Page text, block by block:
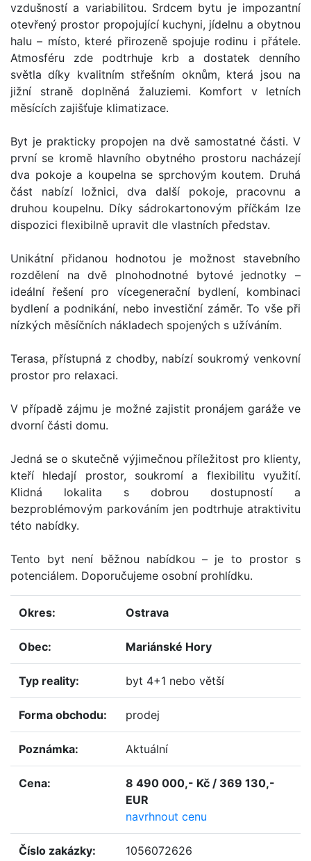
vzdušností a variabilitou. Srdcem bytu je impozantní
otevřený prostor propojující kuchyni, jídelnu a obytnou
halu – místo, které přirozeně spojuje rodinu i přátele.
Atmosféru zde podtrhuje krb a dostatek denního
světla díky kvalitním střešním oknům, která jsou na
jižní straně doplněná žaluziemi. Komfort v letních
měsících zajišťuje klimatizace.
Byt je prakticky propojen na dvě samostatné části. V
první se kromě hlavního obytného prostoru nacházejí
dva pokoje a koupelna se sprchovým koutem. Druhá
část nabízí ložnici, dva další pokoje, pracovnu a
druhou koupelnu. Díky sádrokartonovým příčkám lze
dispozici flexibilně upravit dle vlastních představ.
Unikátní přidanou hodnotou je možnost stavebního
rozdělení na dvě plnohodnotné bytové jednotky –
ideální řešení pro vícegenerační bydlení, kombinaci
bydlení a podnikání, nebo investiční záměr. To vše při
nízkých měsíčních nákladech spojených s užíváním.
Terasa, přístupná z chodby, nabízí soukromý venkovní
prostor pro relaxaci.
V případě zájmu je možné zajistit pronájem garáže ve
dvorní části domu.
Jedná se o skutečně výjimečnou příležitost pro klienty,
kteří hledají prostor, soukromí a flexibilitu využití.
Klidná lokalita s dobrou dostupností a
bezproblémovým parkováním jen podtrhuje atraktivitu
této nabídky.
Tento byt není běžnou nabídkou – je to prostor s
potenciálem. Doporučujeme osobní prohlídku.
okres: Ostrava
obec: Mariánské Hory
typ reality: byt 4+1 nebo větší
forma obchodu: prodej
poznámka: Aktuální
cena:
8 490 000,- Kč / 369 130,-
EUR
navrhnout cenu
číslo zakázky: 1056072626